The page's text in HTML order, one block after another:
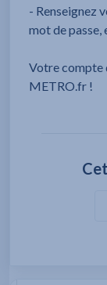
- Renseignez
mot de passe,
Votre compte
METRO.fr !